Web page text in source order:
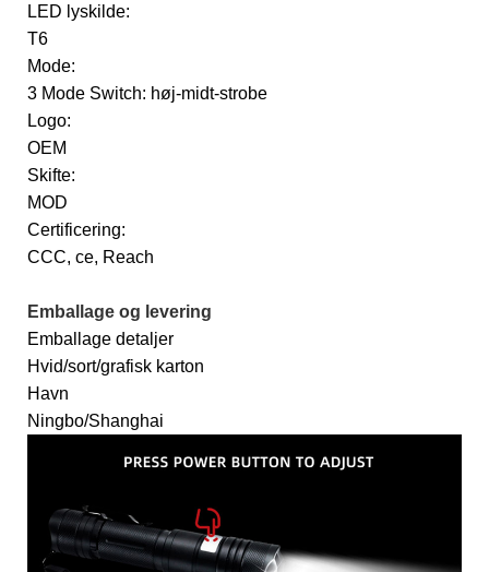
LED lyskilde:
T6
Mode:
3 Mode Switch: høj-midt-strobe
Logo:
OEM
Skifte:
MOD
Certificering:
CCC, ce, Reach
Emballage og levering
Emballage detaljer
Hvid/sort/grafisk karton
Havn
Ningbo/Shanghai